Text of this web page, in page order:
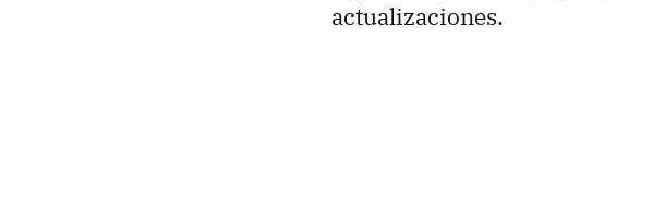
actualizaciones.